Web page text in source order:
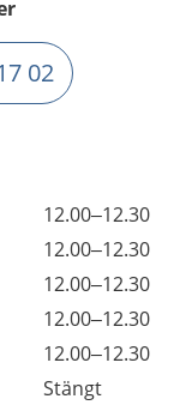
02
12.00–12.30
12.00–12.30
12.00–12.30
12.00–12.30
12.00–12.30
Stängt